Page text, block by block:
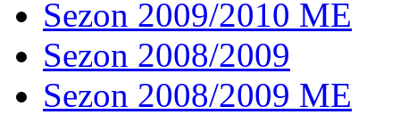
Sezon 2009/2010 ME
Sezon 2008/2009
Sezon 2008/2009 ME